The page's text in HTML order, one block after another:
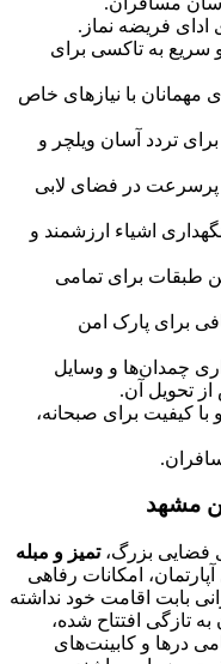
ادای فریضه نماز.
به تاکسی برای
مهمانان با نیازهای خاص
تردد آسان ویلچر و
پرسرعت در فضای لابی
اشیاء ارزشمند و
طبقات برای تمامی
برای پارک امن
چمدان‌ها و وسایل
تحویل آن.
با کیفیت برای صبحانه،
مشهد
فضایی بزرگ،تمیز و مبله
امکانات رفاهی
بابت اقامت خود نداشته
تازگی افتتاح شده،
درها و کابینت‌های